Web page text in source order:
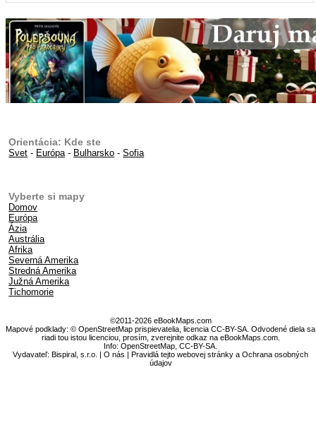
Orientácia: Kde ste
Svet - Európa- Bulharsko -Sofia
Vyberte si mapy
Domov
Európa
Ázia
Austrália
Afrika
Severná Amerika
Stredná Amerika
Južná Amerika
Tichomorie
©2011-2026 eBookMaps.com
Mapové podklady: © OpenStreetMap prispievatelia, licencia CC-BY-SA. Odvodené diela sa
riadi tou istou licenciou, prosím, zverejnite odkaz na eBookMaps.com.
Info:OpenStreetMap ,CC-BY-SA
Vydavateľ: Bispiral, s.r.o. |O nás |Pravidlá tejto webovej stránky a Ochrana osobných
údajov